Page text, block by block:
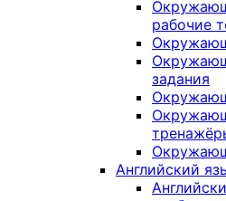
рабочие
задания
Английский